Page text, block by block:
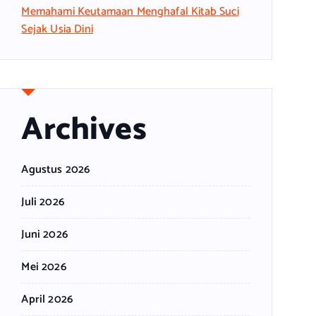
Memahami Keutamaan Menghafal Kitab Suci
Sejak Usia Dini
Archives
Agustus 2026
Juli 2026
Juni 2026
Mei 2026
April 2026